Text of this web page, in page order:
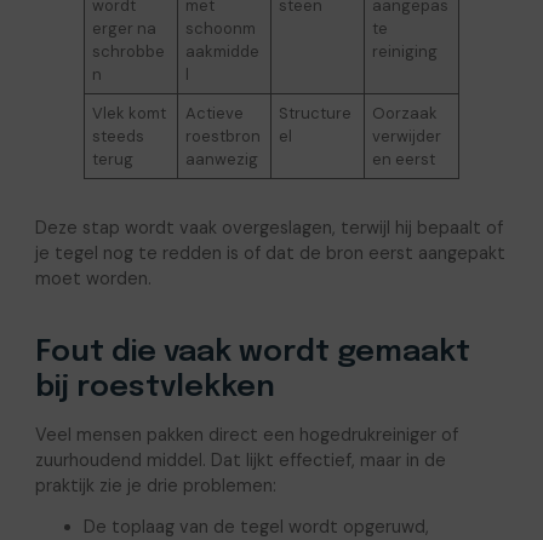
wordt
erger na
schrobbe
n
met
schoonm
aakmidde
l
steen
aangepas
te
reiniging
Vlek komt
steeds
terug
Actieve
roestbron
aanwezig
Structure
el
Oorzaak
verwijder
en eerst
Deze stap wordt vaak overgeslagen, terwijl hij bepaalt of
je tegel nog te redden is of dat de bron eerst aangepakt
moet worden.
Fout die vaak wordt gemaakt
bij roestvlekken
Veel mensen pakken direct een hogedrukreiniger of
zuurhoudend middel. Dat lijkt effectief, maar in de
praktijk zie je drie problemen:
De toplaag van de tegel wordt opgeruwd,